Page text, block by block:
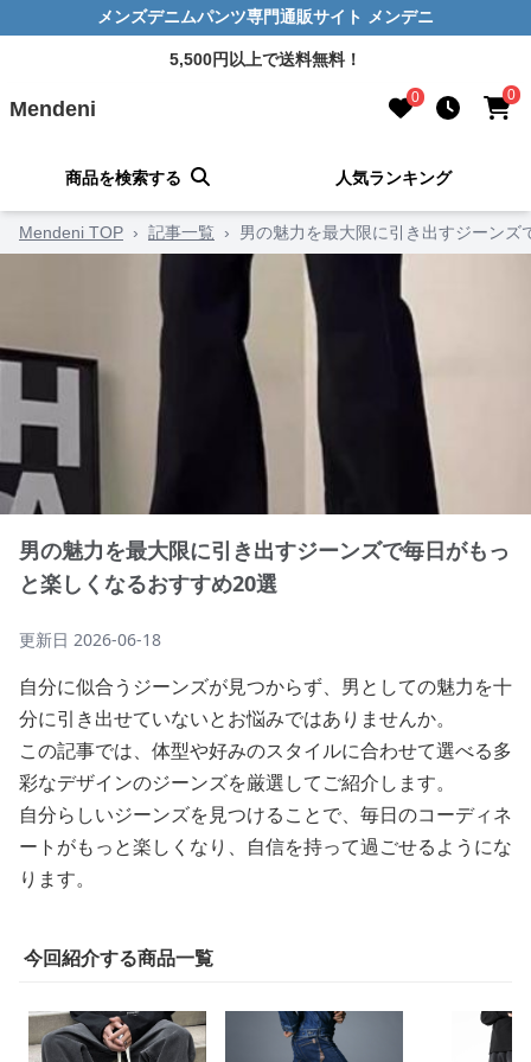
メンズデニムパンツ専門通販サイト メンデニ
5,500円以上で送料無料！
Mendeni 0 0
商品を検索する 人気ランキング
Mendeni TOP › 記事一覧 › 男の魅力を最大限に引き出すジーン
男の魅力を最大限に引き出すジーンズで毎日がもっ
と楽しくなるおすすめ20選
更新日 2026-06-18
自分に似合うジーンズが見つからず、男としての魅力を十
分に引き出せていないとお悩みではありませんか。
この記事では、体型や好みのスタイルに合わせて選べる多
彩なデザインのジーンズを厳選してご紹介します。
自分らしいジーンズを見つけることで、毎日のコーディネ
ートがもっと楽しくなり、自信を持って過ごせるようにな
ります。
今回紹介する商品一覧